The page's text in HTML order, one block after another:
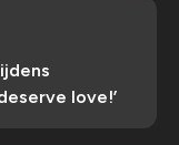
love!’